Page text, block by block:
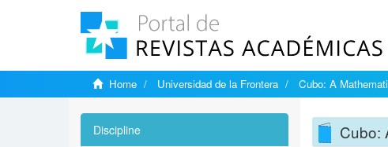
Home Universidad de la Frontera Cubo: A
Cubo:
Discipline